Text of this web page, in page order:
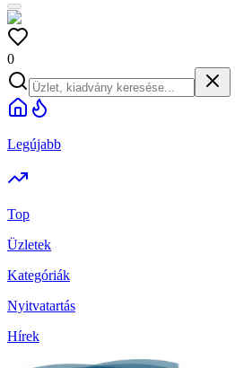
0
Legújabb
Top
Üzletek
Kategóriák
Nyitvatartás
Hírek